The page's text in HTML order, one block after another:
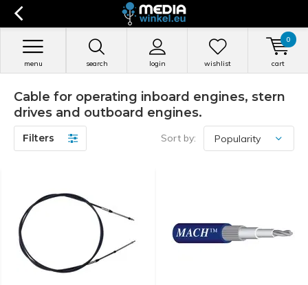
search login
menu wishlist cart
0
Cable for operating inboard engines, stern
drives and outboard engines.
Filters Sort by: